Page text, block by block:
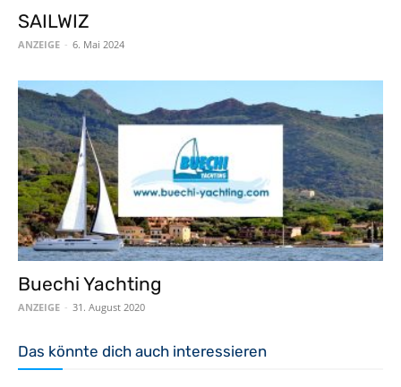
SAILWIZ
ANZEIGE - 6. Mai 2024
Buechi Yachting
ANZEIGE - 31. August 2020
Das könnte dich auch interessieren